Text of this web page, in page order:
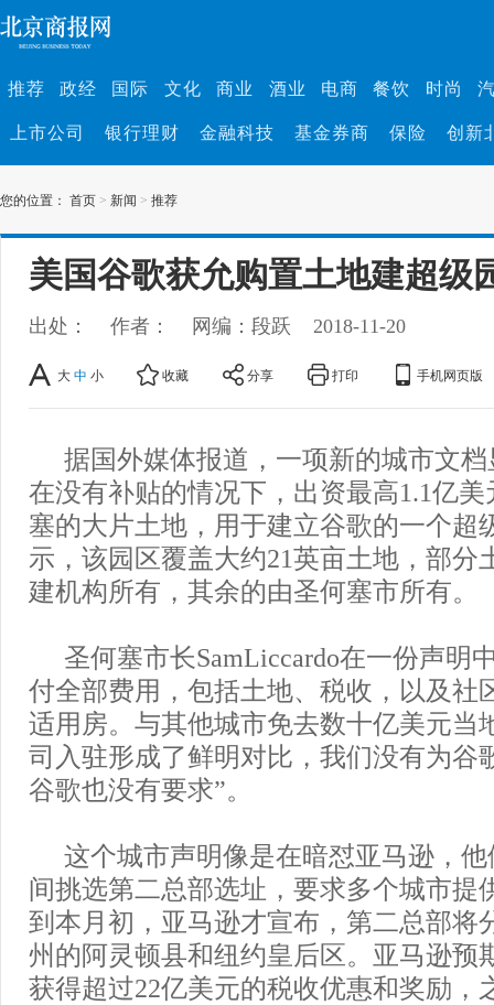
推荐 政经 国际 文化 商业 酒业 电商 餐饮 时尚
上市公司 银行理财 金融科技 基金券商 保险 创新
您的位置： 首页 > 新闻 > 推荐
美国谷歌获允购置土地建超级
出处： 作者： 网编：段跃 2018-11-20
大 中 小 收藏 分享 打印 手机网页版
据国外媒体报道，一项新的城市文
在没有补贴的情况下，出资最高1.1亿
塞的大片土地，用于建立谷歌的一个超
示，该园区覆盖大约21英亩土地，部分
建机构所有，其余的由圣何塞市所有。
圣何塞市长SamLiccardo在一份声明
付全部费用，包括土地、税收，以及社
适用房。与其他城市免去数十亿美元当
司入驻形成了鲜明对比，我们没有为谷
谷歌也没有要求”。
这个城市声明像是在暗怼亚马逊，
间挑选第二总部选址，要求多个城市提
到本月初，亚马逊才宣布，第二总部将
州的阿灵顿县和纽约皇后区。亚马逊预
获得超过22亿美元的税收优惠和奖励，